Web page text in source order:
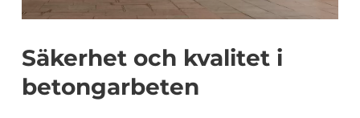
Säkerhet och kvalitet i
betongarbeten